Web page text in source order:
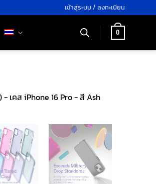
เข้าสู่ระบบ / ลงทะเบียน
0